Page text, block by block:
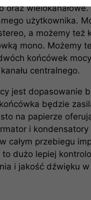
oraz
użytkownika.
a możemy też
mono. Możemy
końcówek
centralnego.
jest dopasowanie
będzie
na papierze
i
całym przebiegu
dużo lepiej
i jakość dźwięku w